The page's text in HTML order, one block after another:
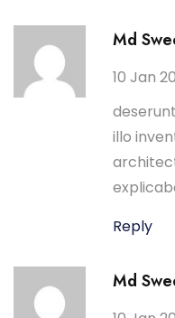
Md
10 Jan
illo
Reply
Md